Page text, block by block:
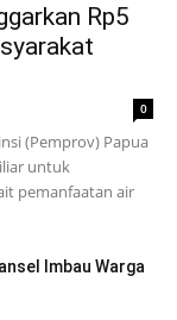
Rp5
0
(Pemprov) Papua
untuk
pemanfaatan air
Imbau Warga